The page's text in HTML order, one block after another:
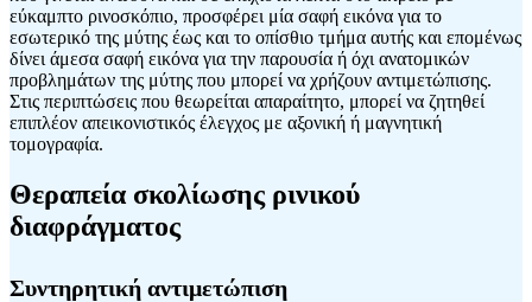
εύκαμπτο ρινοσκόπιο, προσφέρει μία σαφή εικόνα για το
εσωτερικό της μύτης έως και το οπίσθιο τμήμα αυτής και επομένως
δίνει άμεσα σαφή εικόνα για την παρουσία ή όχι ανατομικών
προβλημάτων της μύτης που μπορεί να χρήζουν αντιμετώπισης.
Στις περιπτώσεις που θεωρείται απαραίτητο, μπορεί να ζητηθεί
επιπλέον απεικονιστικός έλεγχος με αξονική ή μαγνητική
τομογραφία.
Θεραπεία σκολίωσης ρινικού
διαφράγματος
Συντηρητική αντιμετώπιση